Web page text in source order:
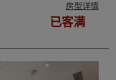
房型详情
已客满